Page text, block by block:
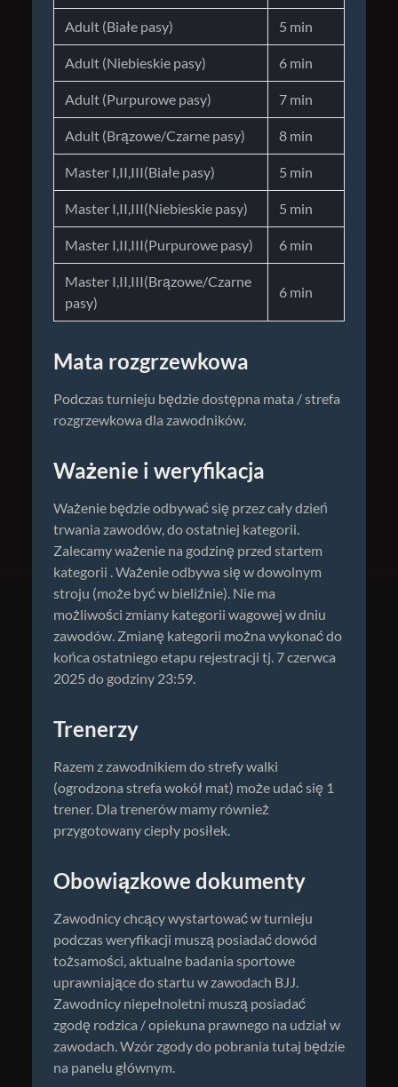
Adult (Białe pasy) 5 min
Adult (Niebieskie pasy) 6 min
Adult (Purpurowe pasy) 7 min
Adult (Brązowe/Czarne pasy) 8 min
Master I,II,III(Białe pasy) 5 min
Master I,II,III(Niebieskie pasy) 5 min
Master I,II,III(Purpurowe pasy) 6 min
Master I,II,III(Brązowe/Czarne
pasy)
6 min
Mata rozgrzewkowa
Podczas turnieju będzie dostępna mata / strefa
rozgrzewkowa dla zawodników.
Ważenie i weryfikacja
Ważenie będzie odbywać się przez cały dzień
trwania zawodów, do ostatniej kategorii.
Zalecamy ważenie na godzinę przed startem
kategorii . Ważenie odbywa się w dowolnym
stroju (może być w bieliźnie). Nie ma
możliwości zmiany kategorii wagowej w dniu
zawodów. Zmianę kategorii można wykonać do
końca ostatniego etapu rejestracji tj. 7 czerwca
2025 do godziny 23:59.
Trenerzy
Razem z zawodnikiem do strefy walki
(ogrodzona strefa wokół mat) może udać się 1
trener. Dla trenerów mamy również
przygotowany ciepły posiłek.
Obowiązkowe dokumenty
Zawodnicy chcący wystartować w turnieju
podczas weryfikacji muszą posiadać dowód
tożsamości, aktualne badania sportowe
uprawniające do startu w zawodach BJJ.
Zawodnicy niepełnoletni muszą posiadać
zgodę rodzica / opiekuna prawnego na udział w
zawodach. Wzór zgody do pobrania tutaj będzie
na panelu głównym.